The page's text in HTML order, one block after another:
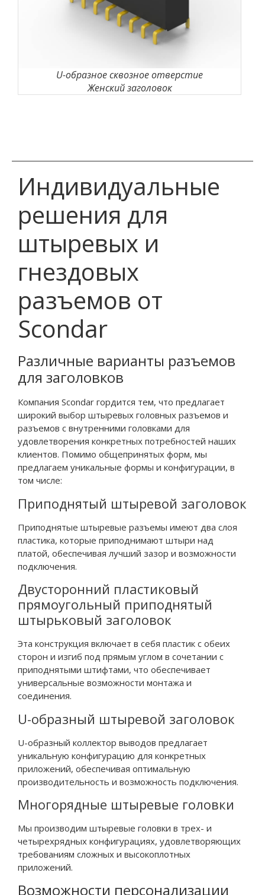
U-образное сквозное отверстие
Женский заголовок
Индивидуальные
решения для
штыревых и
гнездовых
разъемов от
Scondar
Различные варианты разъемов
для заголовков
Компания Scondar гордится тем, что предлагает
широкий выбор штыревых головных разъемов и
разъемов с внутренними головками для
удовлетворения конкретных потребностей наших
клиентов. Помимо общепринятых форм, мы
предлагаем уникальные формы и конфигурации, в
том числе:
Приподнятый штыревой заголовок
Приподнятые штыревые разъемы имеют два слоя
пластика, которые приподнимают штыри над
платой, обеспечивая лучший зазор и возможности
подключения.
Двусторонний пластиковый
прямоугольный приподнятый
штырьковый заголовок
Эта конструкция включает в себя пластик с обеих
сторон и изгиб под прямым углом в сочетании с
приподнятыми штифтами, что обеспечивает
универсальные возможности монтажа и
соединения.
U-образный штыревой заголовок
U-образный коллектор выводов предлагает
уникальную конфигурацию для конкретных
приложений, обеспечивая оптимальную
производительность и возможность подключения.
Многорядные штыревые головки
Мы производим штыревые головки в трех- и
четырехрядных конфигурациях, удовлетворяющих
требованиям сложных и высокоплотных
приложений.
Возможности персонализации